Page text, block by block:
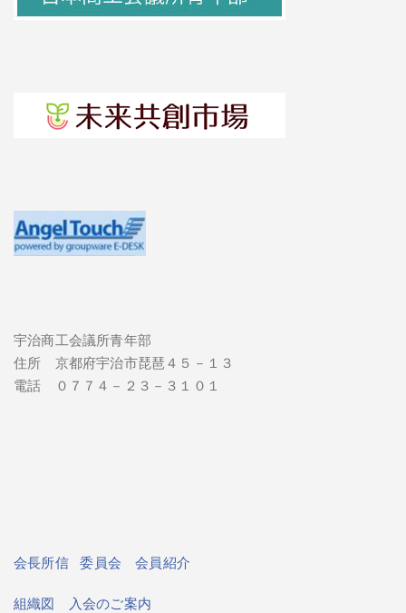
宇治商工会議所青年部
住所 京都府宇治市琵琶４５－１３
電話 ０７７４－２３－３１０１
会長所信 委員会会員紹介
組織図 入会のご案内